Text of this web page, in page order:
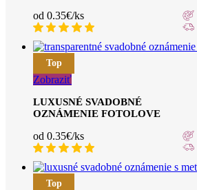
od 0.35€/ks
Top
Zobraziť
LUXUSNÉ SVADOBNÉ
OZNÁMENIE FOTOLOVE
od 0.35€/ks
Top